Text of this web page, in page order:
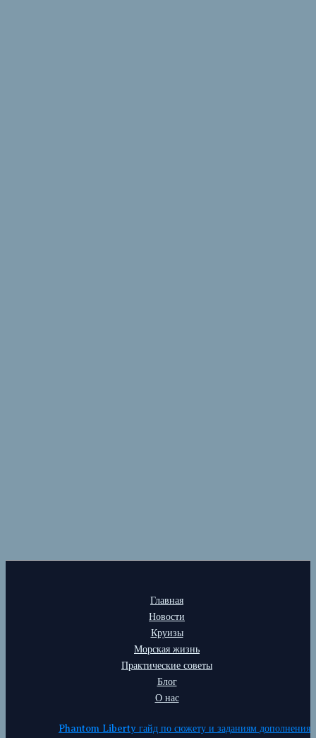
Главная
Новости
Круизы
Морская жизнь
Практические советы
Блог
О нас
Phantom Liberty гайд по сюжету и заданиям дополнения